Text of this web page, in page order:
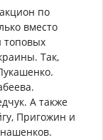
по
вместо
топовых
Так,
А также
Пригожин и